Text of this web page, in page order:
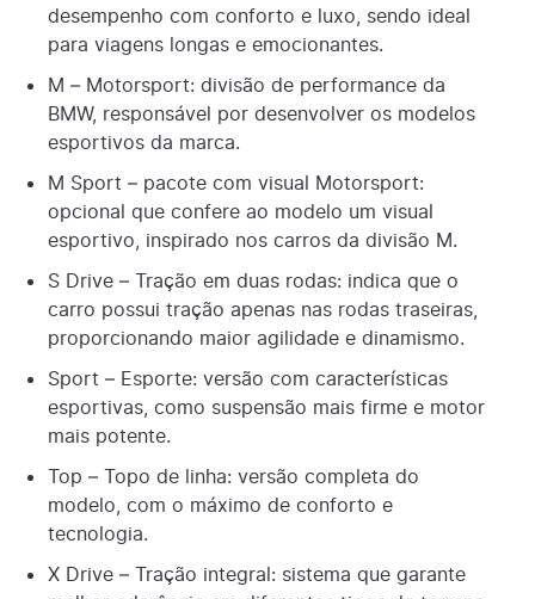
desempenho com conforto e luxo, sendo ideal
para viagens longas e emocionantes.
M – Motorsport: divisão de performance da
BMW, responsável por desenvolver os modelos
esportivos da marca.
M Sport – pacote com visual Motorsport:
opcional que confere ao modelo um visual
esportivo, inspirado nos carros da divisão M.
S Drive – Tração em duas rodas: indica que o
carro possui tração apenas nas rodas traseiras,
proporcionando maior agilidade e dinamismo.
Sport – Esporte: versão com características
esportivas, como suspensão mais firme e motor
mais potente.
Top – Topo de linha: versão completa do
modelo, com o máximo de conforto e
tecnologia.
X Drive – Tração integral: sistema que garante